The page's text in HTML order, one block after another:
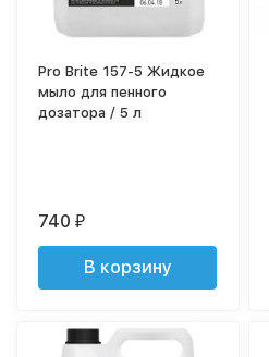
Pro Brite 157-5 Жидкое
мыло для пенного
дозатора / 5 л
740₽
В корзину